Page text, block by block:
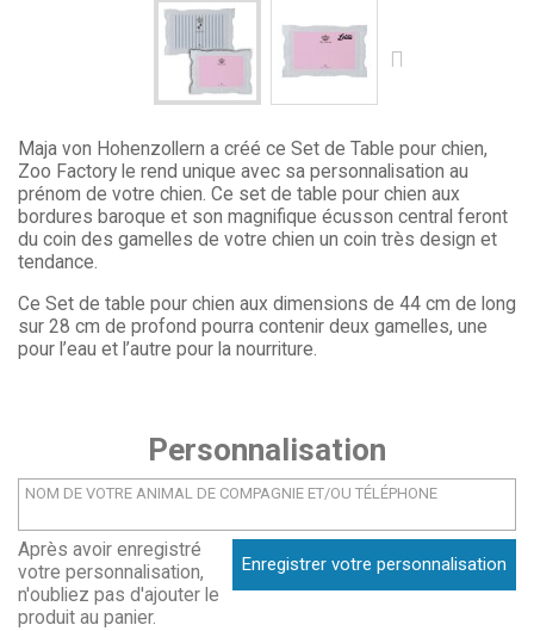
Maja von Hohenzollern a créé ce Set de Table pour chien,
Zoo Factory le rend unique avec sa personnalisation au
prénom de votre chien. Ce set de table pour chien aux
bordures baroque et son magnifique écusson central feront
du coin des gamelles de votre chien un coin très design et
tendance.
Ce Set de table pour chien aux dimensions de 44 cm de long
sur 28 cm de profond pourra contenir deux gamelles, une
pour l’eau et l’autre pour la nourriture.
Personnalisation
Enregistrer votre personnalisation
Après avoir enregistré
votre personnalisation,
n'oubliez pas d'ajouter le
produit au panier.